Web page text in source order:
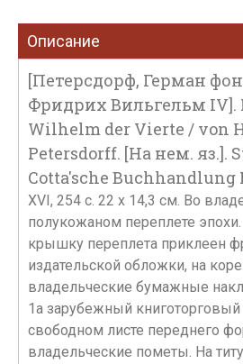
Описание
[Петерсдорф, Герман
Фридрих Вильгельм IV].
Wilhelm der Vierte / von
Petersdorff. [На нем. яз.].
Cotta'sche Buchhandlung
XVI, 254 с. 22 х 14,3 см. Во
полукожаном переплете
крышку переплета приклеен
издательской обложки, на
владельческие бумажные
1а зарубежный
свободном листе переднего
владельческие пометы. На